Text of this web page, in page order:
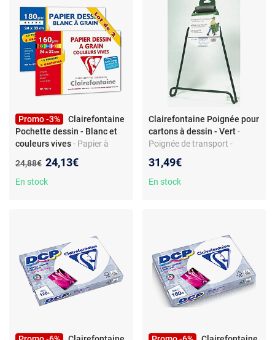
Promo -3%
Clairefontaine
Pochette dessin - Blanc et
couleurs vives- Papier à
Blanc et couleurs vives
Ancien prix :
24,88€ Nouveau prix :
24,13€
En stock
Clairefontaine Poignée pour
cartons à dessin - Vert -
Poignée de transport -
Fournitures de bureau
31,49€
En stock